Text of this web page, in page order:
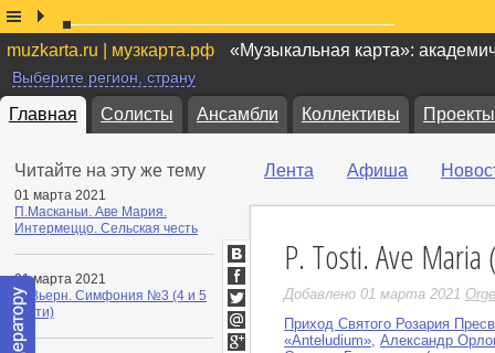
muzkarta.ru | музкарта.рф «Музыкальная карта»:
Выберите регион, страну
Главная Солисты Ансамбли Коллективы Проекты
Читайте на эту же тему
01 марта 2021
П.Масканьи. Аве Мария.
Интермеццо. Сельская честь
01 марта 2021
Л. Вьерн. Симфония №3 (4 и 5
части)
Лента Афиша
P. Tosti. Ave
Добавлено 01 марта 2021
Приход Святого Розария
«Anteludium» Александр
ВКонтакте
Facebook
Twitter
Мой